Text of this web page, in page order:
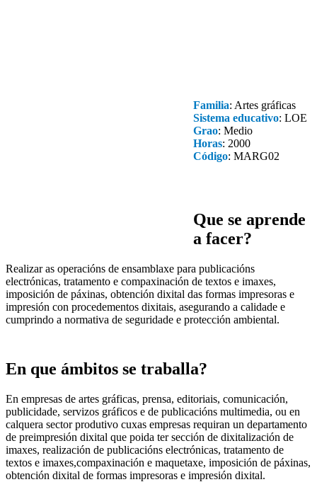
Familia: Artes gráficas
Sistema educativo: LOE
Grao: Medio
Horas: 2000
Código: MARG02
Que se aprende
a facer?
Realizar as operacións de ensamblaxe para publicacións
electrónicas, tratamento e compaxinación de textos e imaxes,
imposición de páxinas, obtención dixital das formas impresoras e
impresión con procedementos dixitais, asegurando a calidade e
cumprindo a normativa de seguridade e protección ambiental.
En que ámbitos se traballa?
En empresas de artes gráficas, prensa, editoriais, comunicación,
publicidade, servizos gráficos e de publicacións multimedia, ou en
calquera sector produtivo cuxas empresas requiran un departamento
de preimpresión dixital que poida ter sección de dixitalización de
imaxes, realización de publicacións electrónicas, tratamento de
textos e imaxes,compaxinación e maquetaxe, imposición de páxinas,
obtención dixital de formas impresoras e impresión dixital.